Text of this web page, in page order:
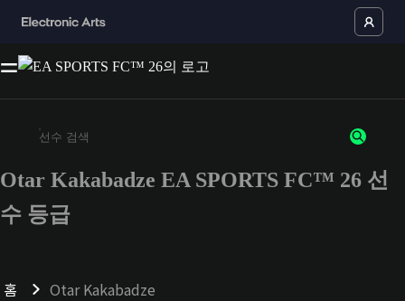
최소 3자 이상의 문자 또는 숫자를 입력하세요
Otar Kakabadze EA SPORTS FC™ 26 선
수 등급
홈 Otar Kakabadze